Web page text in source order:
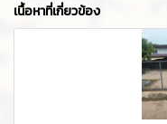
เนื้อหาที่เกี่ยวข้อง